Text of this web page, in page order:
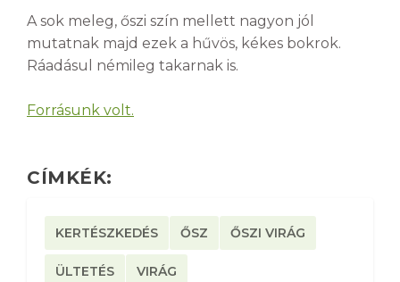
A sok meleg, őszi szín mellett nagyon jól
mutatnak majd ezek a hűvös, kékes bokrok.
Ráadásul némileg takarnak is.
Forrásunk volt.
CÍMKÉK:
KERTÉSZKEDÉS ŐSZ ŐSZI VIRÁG
ÜLTETÉS VIRÁG